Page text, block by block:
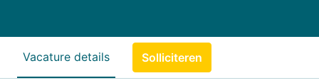
Vacature details Solliciteren